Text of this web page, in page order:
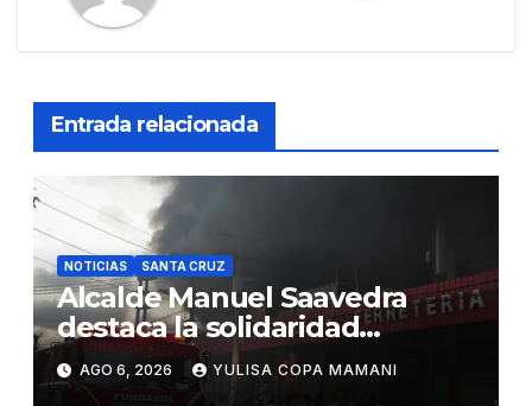
Entrada relacionada
NOTICIAS SANTA CRUZ
Alcalde Manuel Saavedra
destaca la solidaridad
durante la emergencia en
Barrio Lindo
AGO 6, 2026 YULISA COPA MAMANI